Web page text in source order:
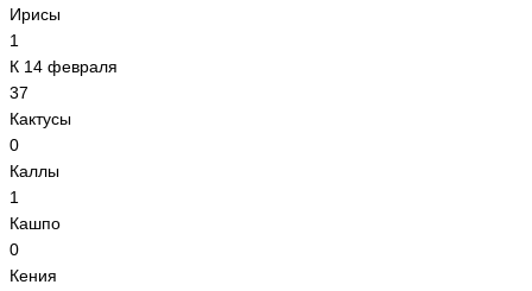
Ирисы
1
К 14 февраля
37
Кактусы
0
Каллы
1
Кашпо
0
Кения